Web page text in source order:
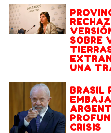
SOBRE
UNA
BRASIL
CRISIS